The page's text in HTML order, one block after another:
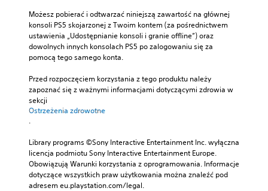
Możesz pobierać i odtwarzać niniejszą zawartość na głównej
konsoli PS5 skojarzonej z Twoim kontem (za pośrednictwem
ustawienia „Udostępnianie konsoli i granie offline”) oraz
dowolnych innych konsolach PS5 po zalogowaniu się za
pomocą tego samego konta.
Przed rozpoczęciem korzystania z tego produktu należy
zapoznać się z ważnymi informacjami dotyczącymi zdrowia w
sekcji
Ostrzeżenia zdrowotne
.
Library programs ©Sony Interactive Entertainment Inc. wyłączna
licencja podmiotu Sony Interactive Entertainment Europe.
Obowiązują Warunki korzystania z oprogramowania. Informacje
dotyczące wszystkich praw użytkowania można znaleźć pod
adresem eu.playstation.com/legal.